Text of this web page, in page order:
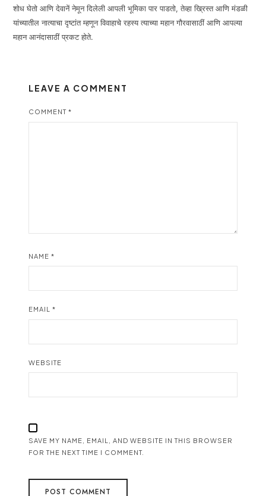
शोध घेतो आणि देवानें नेमून दिलेली आपली भूमिका पार पाडतो, तेव्हा ख्रिस्त आणि मंडळी
यांच्यातील नात्याचा दृष्टांत म्हणून विवाहाचे रहस्य त्याच्या महान गौरवासाठीं आणि आपल्या
महान आनंदासाठीं प्रकट होते.
LEAVE A COMMENT
COMMENT*
NAME*
EMAIL*
WEBSITE
SAVE MY NAME, EMAIL, AND WEBSITE IN THIS BROWSER
FOR THE NEXT TIME I COMMENT.